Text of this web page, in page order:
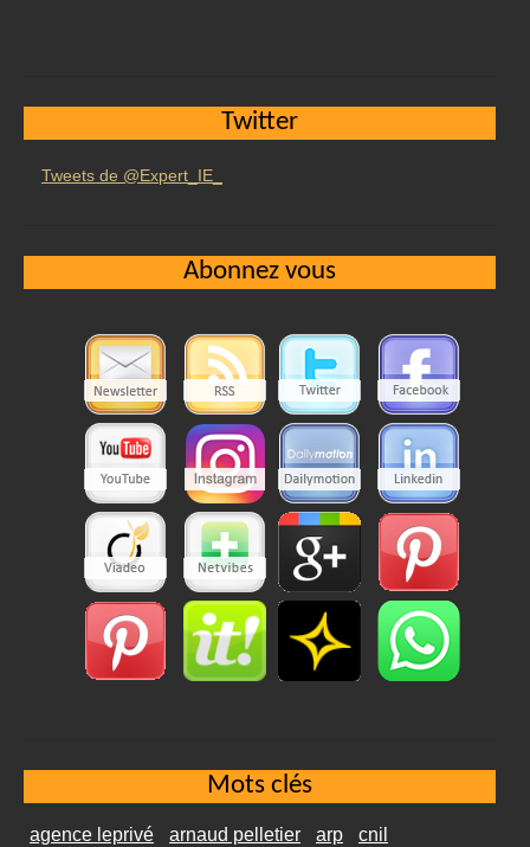
Twitter
Tweets de @Expert_IE_
Abonnez vous
Mots clés
agence leprivé arnaud pelletier arp
cnil